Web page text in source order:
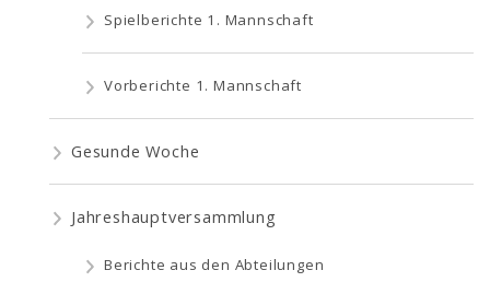
Spielberichte 1. Mannschaft
Vorberichte 1. Mannschaft
Gesunde Woche
Jahreshauptversammlung
Berichte aus den Abteilungen